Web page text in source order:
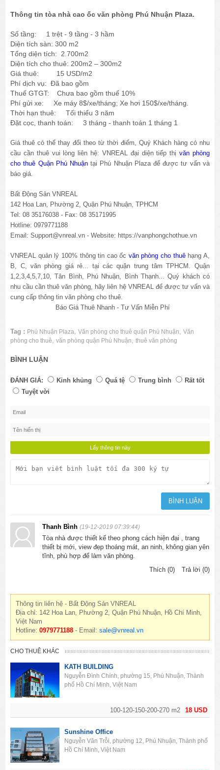
Thông tin tòa nhà cao ốc văn phòng Phú Nhuận Plaza.
Số tầng: 1 trệt - 9 tầng - 3 hầm
Diện tích sàn: 300 m2
Tổng diện tích: 2.700m2
Diện tích cho thuê: 200m2 – 300m2
Giá thuê: 15 USD/m2
Phí dịch vụ: Đã bao gồm
Thuế GTGT: Chưa bao gồm thuế 10%
Phí gửi xe: Xe máy 8$/xe/tháng; Xe hơi 150$/xe/tháng.
Thời hạn thuê: Tối thiểu 3 năm
Đặt cọc, thanh toán: 3 tháng - thanh toán 1 tháng 1
Giá thuê có thể thay đổi theo từ thời điểm, Quý Khách hàng có nhu
cầu cần thuê vui lòng liên hệ: VNREAL đại diện tiếp thị văn phòng
cho thuê Quận Phú Nhuận tại Phú Nhuận Plaza để được tư vấn và
báo giá.
Bất Động Sản VNREAL
142 Hoa Lan, Phường 2, Quận Phú Nhuận, TPHCM
Tel: 08 35176038 - Fax: 08 35171995
Hotline: 0979771188
Email: Support@vnreal.vn - Website: https://vanphongchothue.vn
VNREAL quản lý 100% thông tin cao ốc văn phòng cho thuêhạng A,
B, C, văn phòng giá rẻ... tại các quận trung tâm TPHCM. Quận
1,2,3,4,5,7,10, Tân Bình, Phú Nhuận, Bình Thạnh... Quý khách có
nhu cầu cần thuê văn phòng, hãy liên hệ VNREAL để được tư vấn và
cung cấp thông tin văn phòng cho thuê.
Báo Giá Thuê Nhanh - Tư Vấn Miễn Phí
Tag : Phú Nhuận Plaza ,Văn phòng cho thuê quận Phú Nhuận ,Văn
phòng cho thuê
,văn phòng quận Phú Nhuận ,thuê văn phòng
BÌNH LUẬN
ĐÁNH GIÁ: Kinh khủng Quá tệ Trung bình
Rất tốt
Tuyệt vời
Thanh Bình(19-12-2019 07:39:44)
Tòa nhà được thiết kế theo phong cách hiện đại , trang
thiết bị mới, view đẹp thoáng mát, an ninh, không gian yên
tĩnh, phù hợp để làm văn phòng.
Thích (0)
Trả lời (0)
Thông tin liên hệ - Bất Động Sản VNREAL
Địa chỉ: 142 Hoa Lan, Phường 2, Quận Phú Nhuận, Hồ Chí Minh,
Việt Nam
Hotline:0979771188 - Email:sale@vnreal.vn
CHO THUÊ KHÁC
18 USD
100-120-150-200-270 m2
KATH BUILDING
Nguyễn Đình Chính, phường 15, Phú Nhuận, Thành
phố Hồ Chí Minh, Việt Nam
Sunshine Office
Nguyễn Văn Trỗi, phường 12, Phú Nhuận, Thành phố
Hồ Chí Minh, Việt Nam